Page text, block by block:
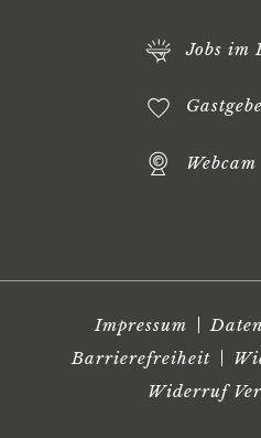
Jobs im
Webcam
Impressum
Barrierefreiheit
Widerruf